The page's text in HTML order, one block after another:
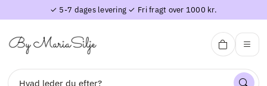
✓ 5-7 dages levering ✓ Fri fragt over 1000 kr.